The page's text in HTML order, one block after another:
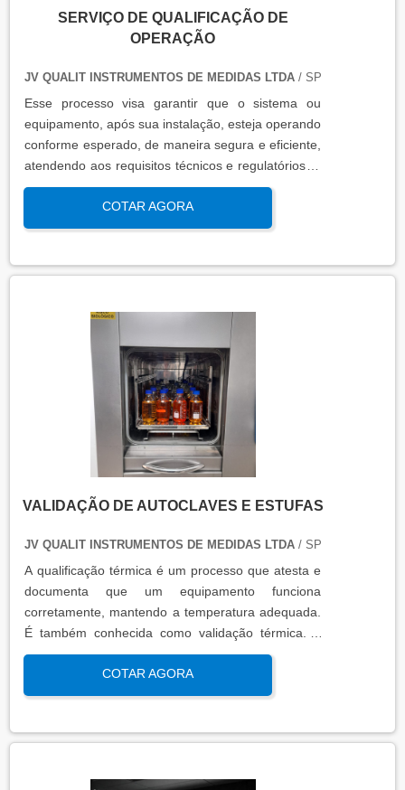
SERVIÇO DE QUALIFICAÇÃO DE
OPERAÇÃO
JV QUALIT INSTRUMENTOS DE MEDIDAS LTDA/ SP
Esse processo visa garantir que o sistema ou
equipamento, após sua instalação, esteja operando
conforme esperado, de maneira segura e eficiente,
atendendo aos requisitos técnicos e regulatórios. A
qualificação de operação é focada em verificar se o
sistema ou equipamento funciona dentro dos
parâmetros esperados em condições reais de
qualidade, produtividade e segurança no ambiente
COTAR AGORA
VALIDAÇÃO DE AUTOCLAVES E ESTUFAS
JV QUALIT INSTRUMENTOS DE MEDIDAS LTDA/ SP
A qualificação térmica é um processo que atesta e
documenta que um equipamento funciona
corretamente, mantendo a temperatura adequada.
É também conhecida como validação térmica. A
qualificação térmica é importante para garantir a
qualidade e eficiência de equipamentos que
precisam de controle de temperatura. É aplicada a
produtos, como autoclaves, estufas, câmaras frias,
qualificação térmica é apresentado em um relatório
COTAR AGORA